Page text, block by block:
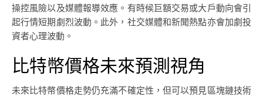
操控風險以及媒體報導效應。有時候巨額交易或大戶動向會引
起行情短期劇烈波動。此外，社交媒體和新聞熱點亦會加劇投
資者心理波動。
比特幣價格未來預測視角
未來比特幣價格走勢仍充滿不確定性，但可以預見區塊鏈技術